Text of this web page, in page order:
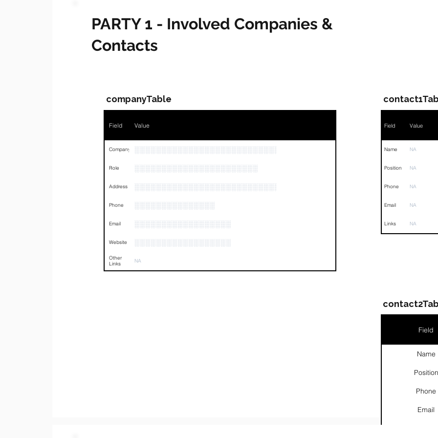
PARTY 1 - Involved Companies &
Contacts
companyTable
Field Value
Company ░░░░░░░░░░░░░░░░░░░░░░░░░░░░░░░░░░░░
Role ░░░░░░░░░░░░░░░░░░░░░░░
Address ░░░░░░░░░░░░░░░░░░░░░░░░░░░░░░░░
Phone ░░░░░░░░░░░░░░░
Email ░░░░░░░░░░░░░░░░░░
Website ░░░░░░░░░░░░░░░░░░
Other
Links
NA
Field Value
Name NA
Position NA
Phone NA
Email NA
Links NA
Field
Name
Position
Phone
Email